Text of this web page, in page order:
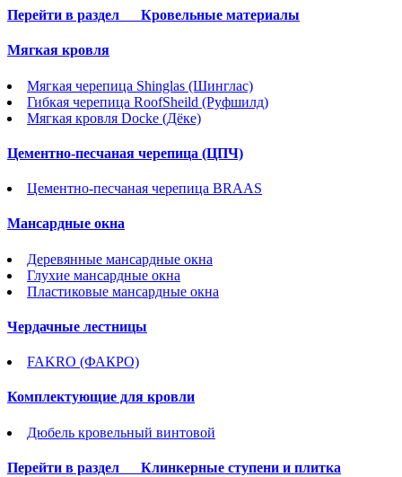
Перейти в раздел Кровельные материалы
Мягкая кровля
Мягкая черепица Shinglas (Шинглас)
Гибкая черепица RoofSheild (Руфшилд)
Мягкая кровля Docke (Дёке)
Цементно-песчаная черепица (ЦПЧ)
Цементно-песчаная черепица BRAAS
Мансардные окна
Деревянные мансардные окна
Глухие мансардные окна
Пластиковые мансардные окна
Чердачные лестницы
FAKRO (ФАКРО)
Комплектующие для кровли
Дюбель кровельный винтовой
Перейти в раздел Клинкерные ступени и плитка